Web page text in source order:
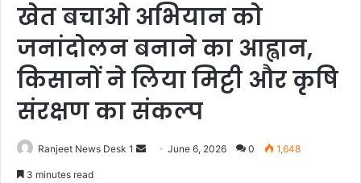
खेत बचाओ अभियान को
जनांदोलन बनाने का आह्वान,
किसानों ने लिया मिट्टी और कृषि
संरक्षण का संकल्प
Ranjeet News Desk 1 June 6, 2026 0 1,648
3 minutes read